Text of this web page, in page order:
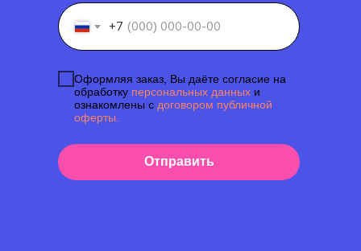
+7
Оформляя заказ, Вы даёте согласие на
обработку персональных данных и
ознакомлены с договором публичной
оферты.
Отправить